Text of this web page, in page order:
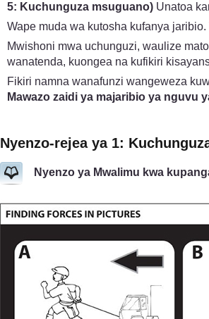
5: Kuchunguza msuguano) Unatoa
Wape muda wa kutosha kufanya
Mwishoni mwa uchunguzi, waulize
wanatenda, kuongea na kufikiri
Fikiri namna wanafunzi wangeweza
Mawazo zaidi ya majaribio ya nguvu
Nyenzo-rejea ya 1:
Nyenzo ya Mwalimu kwa